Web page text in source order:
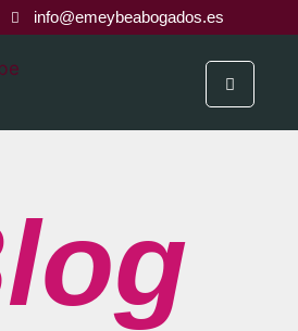
info@emeybeabogados.es